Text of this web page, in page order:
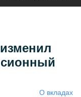
О вкладах